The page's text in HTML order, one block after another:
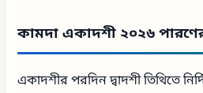
কামদা একাদশী ২০২৬
একাদশীর পরদিন দ্বাদশী তিথিতে